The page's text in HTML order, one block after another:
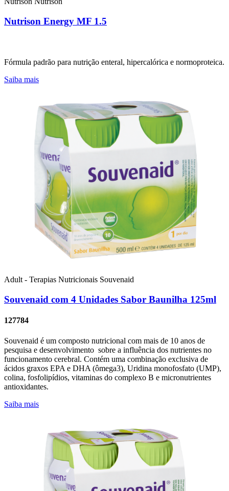
Nutrison Energy MF 1.5
Fórmula padrão para nutrição enteral, hipercalórica e normoproteica.
Saiba mais
Adult - Terapias Nutricionais Souvenaid
Souvenaid com 4 Unidades Sabor Baunilha 125ml
127784
Souvenaid é um composto nutricional com mais de 10 anos de
pesquisa e desenvolvimento sobre a influência dos nutrientes no
funcionamento cerebral. Contém uma combinação exclusiva de
ácidos graxos EPA e DHA (ômega3), Uridina monofosfato (UMP),
colina, fosfolipídios, vitaminas do complexo B e micronutrientes
antioxidantes.
Saiba mais